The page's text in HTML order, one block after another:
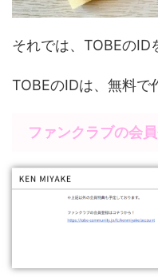
それでは、TOBEのID
TOBEのIDは、無料で
ファンクラブの会